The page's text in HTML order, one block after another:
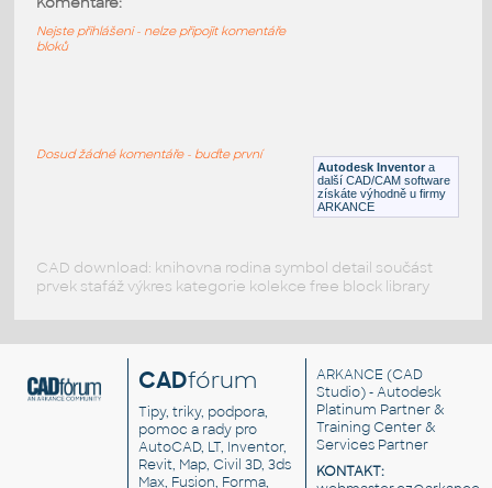
Lego 11025-White
Autodesk Inventor a
další CAD/CAM software
získáte výhodně u firmy
ARKANCE
Nejste přihlášeni - nelze připojit komentáře
bloků
Dosud žádné komentáře - buďte první
CAD download: knihovna rodina symbol detail součást
prvek stafáž výkres kategorie kolekce free block library
CADfórum
Tipy, triky, podpora,
pomoc a rady pro
AutoCAD, LT, Inventor,
Revit, Map, Civil 3D, 3ds
Max, Fusion, Forma,
ARKANCE (CAD
Studio) - Autodesk
Platinum Partner &
Training Center &
Services Partner
KONTAKT: